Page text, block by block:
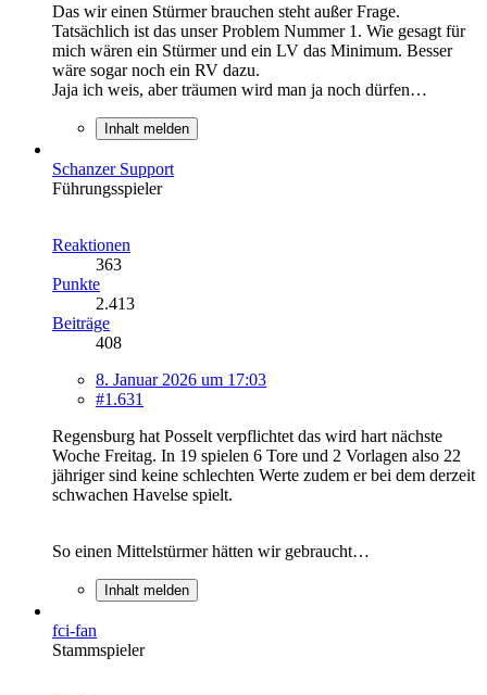
Das wir einen Stürmer brauchen steht außer Frage.
Tatsächlich ist das unser Problem Nummer 1. Wie gesagt für
mich wären ein Stürmer und ein LV das Minimum. Besser
wäre sogar noch ein RV dazu.
Jaja ich weis, aber träumen wird man ja noch dürfen…
Inhalt melden
Schanzer Support
Führungsspieler
Reaktionen
363
Punkte
2.413
Beiträge
408
8. Januar 2026 um 17:03
#1.631
Regensburg hat Posselt verpflichtet das wird hart nächste
Woche Freitag. In 19 spielen 6 Tore und 2 Vorlagen also 22
jähriger sind keine schlechten Werte zudem er bei dem derzeit
schwachen Havelse spielt.
So einen Mittelstürmer hätten wir gebraucht…
Inhalt melden
fci-fan
Stammspieler